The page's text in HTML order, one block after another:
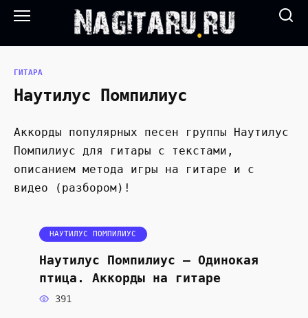
Перейти
ГИТАРА
Наутилус Помпилиус
Аккорды популярных песен группы Наутилус
Помпилиус для гитары с текстами,
описанием метода игры на гитаре и с
видео (разбором)!
НАУТИЛУС ПОМПИЛИУС
Наутилус Помпилиус — Одинокая
птица. Аккорды на гитаре
391